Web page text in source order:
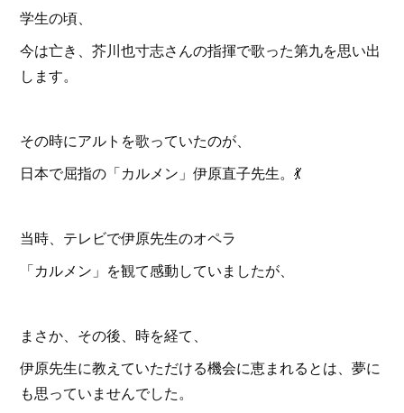
学生の頃、
今は亡き、芥川也寸志さんの指揮で歌った第九を思い出
します。
その時にアルトを歌っていたのが、
日本で屈指の「カルメン」伊原直子先生。💃
当時、テレビで伊原先生のオペラ
「カルメン」を観て感動していましたが、
まさか、その後、時を経て、
伊原先生に教えていただける機会に恵まれるとは、夢に
も思っていませんでした。